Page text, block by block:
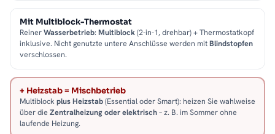
Mit Multiblock-Thermostat
ReinerWasserbetrieb: Multiblock(2-in-1, drehbar) + Thermostatkopf
inklusive. Nicht genutzte untere Anschlüsse werden mitBlindstopfen
verschlossen.
+ Heizstab = Mischbetrieb
Multiblock plus Heizstab(Essential oder Smart): heizen Sie wahlweise
über die Zentralheizung oder elektrisch– z. B. im Sommer ohne
laufende Heizung.